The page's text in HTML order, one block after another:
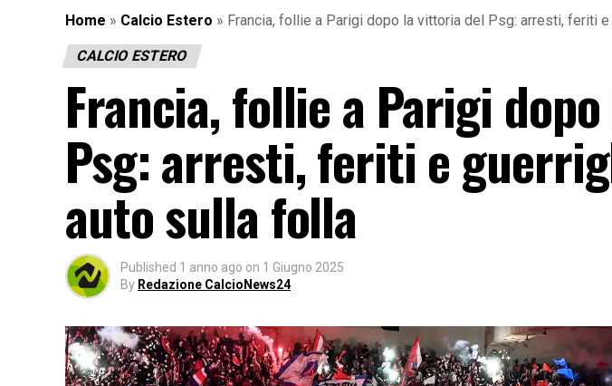
Home » Calcio Estero » Francia, follie a Parigi dopo la vittoria del Psg: arresti, feriti
CALCIO ESTERO
Francia, follie a Parigi
Psg: arresti, feriti e
auto sulla folla
Published 1 anno ago on 1 Giugno 2025
By Redazione CalcioNews24